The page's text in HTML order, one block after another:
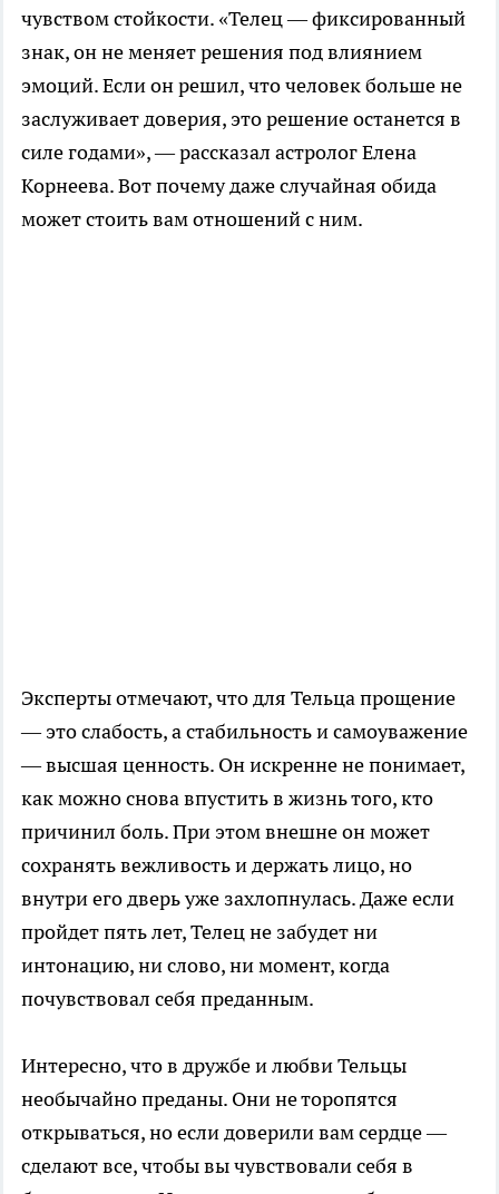
чувством стойкости. «Телец — фиксированный
знак, он не меняет решения под влиянием
эмоций. Если он решил, что человек больше не
заслуживает доверия, это решение останется в
силе годами», — рассказал астролог Елена
Корнеева. Вот почему даже случайная обида
может стоить вам отношений с ним.
Эксперты отмечают, что для Тельца прощение
— это слабость, а стабильность и самоуважение
— высшая ценность. Он искренне не понимает,
как можно снова впустить в жизнь того, кто
причинил боль. При этом внешне он может
сохранять вежливость и держать лицо, но
внутри его дверь уже захлопнулась. Даже если
пройдет пять лет, Телец не забудет ни
интонацию, ни слово, ни момент, когда
почувствовал себя преданным.
Интересно, что в дружбе и любви Тельцы
необычайно преданы. Они не торопятся
открываться, но если доверили вам сердце —
сделают все, чтобы вы чувствовали себя в